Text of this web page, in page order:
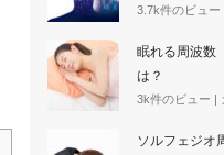
3.7k件のビュー
眠れる周波数
は？
3k件のビュー |
ソルフェジオ